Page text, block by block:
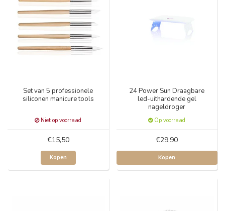
Set van 5 professionele
siliconen manicure tools
Niet op voorraad
€15,50
Kopen
24 Power Sun Draagbare
led-uithardende gel
nageldroger
Op voorraad
€29,90
Kopen